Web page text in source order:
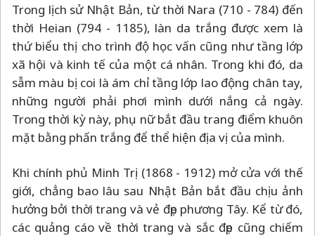
Trong lịch sử Nhật Bản, từ thời Nara (710 - 784) đến
thời Heian (794 - 1185), làn da trắng được xem là
thứ biểu thị cho trình độ học vấn cũng như tầng lớp
xã hội và kinh tế của một cá nhân. Trong khi đó, da
sẫm màu bị coi là ám chỉ tầng lớp lao động chân tay,
những người phải phơi mình dưới nắng cả ngày.
Trong thời kỳ này, phụ nữ bắt đầu trang điểm khuôn
mặt bằng phấn trắng để thể hiện địa vị của mình.
Khi chính phủ Minh Trị (1868 - 1912) mở cửa với thế
giới, chẳng bao lâu sau Nhật Bản bắt đầu chịu ảnh
hưởng bởi thời trang và vẻ đẹp phương Tây. Kể từ đó,
các quảng cáo về thời trang và sắc đẹp cũng chiếm